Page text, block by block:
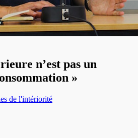
n’est pas un
»
de l'intériorité